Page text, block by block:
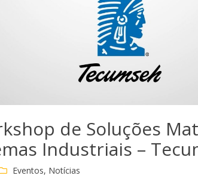
de Soluções
Industriais –
Eventos, Notícias